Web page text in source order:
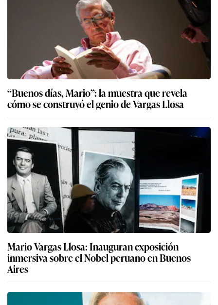
“Buenos días, Mario”: la muestra que revela
cómo se construyó el genio de Vargas Llosa
Mario Vargas Llosa: Inauguran exposición
inmersiva sobre el Nobel peruano en Buenos
Aires